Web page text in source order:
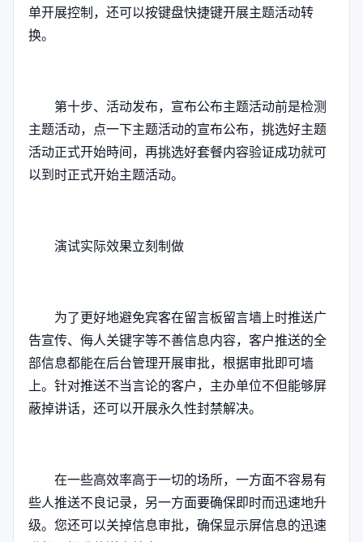
单开展控制，还可以按键盘快捷键开展主题活动转
换。
第十步、活动发布，宣布公布主题活动前是检测
主题活动，点一下主题活动的宣布公布，挑选好主题
活动正式开始時间，再挑选好套餐内容验证成功就可
以到时正式开始主题活动。
演试实际效果立刻制做
为了更好地避免宾客在留言板留言墙上时推送广
告宣传、侮人关键字等不善信息内容，客户推送的全
部信息都能在后台管理开展审批，根据审批即可墙
上。针对推送不当言论的客户，主办单位不但能够屏
蔽掉讲话，还可以开展永久性封禁解决。
在一些高效率高于一切的场所，一方面不容易有
些人推送不良记录，另一方面要确保即时而迅速地升
级。您还可以关掉信息审批，确保显示屏信息的迅速